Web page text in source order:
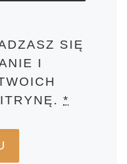
SIĘ
I
*